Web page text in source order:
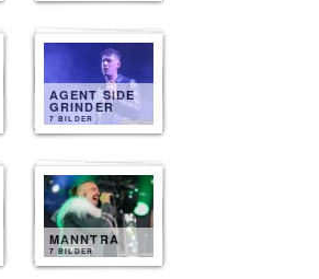
AGENT SIDE
GRINDER
7 BILDER
MANNTRA
7 BILDER